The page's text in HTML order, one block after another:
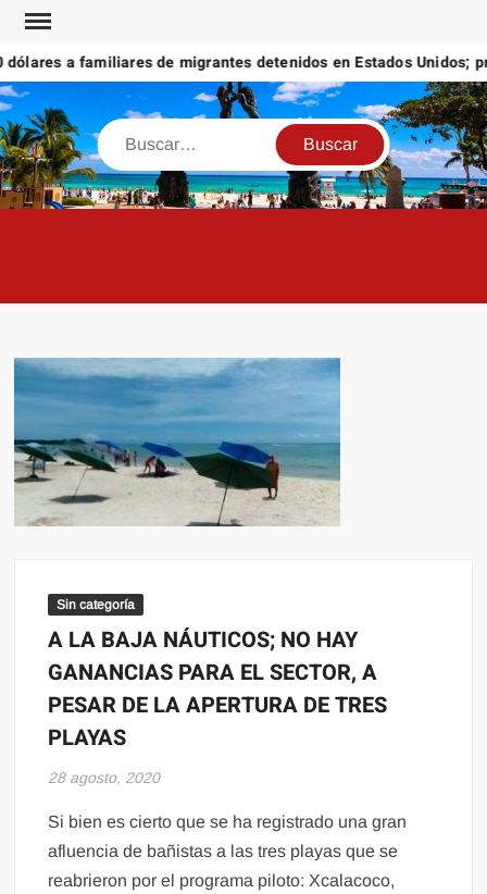
Saltar
contenidoa familiares de migrantes detenidos en Estados Unidos;
Buscar
Sin categoría
A LA BAJA NÁUTICOS; NO HAY
GANANCIAS PARA EL SECTOR, A
PESAR DE LA APERTURA DE TRES
PLAYAS
28 agosto, 2020
Si bien es cierto que se ha registrado una gran
afluencia de bañistas a las tres playas que se
reabrieron por el programa piloto: Xcalacoco,